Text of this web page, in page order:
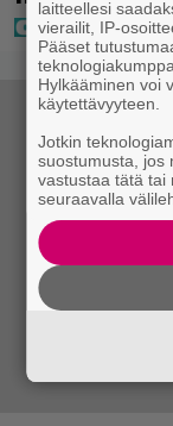
laitteellesi
vierailit, IP-
Pääset
Hylkääminen voi
käytettävyyteen.
Jotkin
suostumusta, jos
vastustaa tätä tai
seuraavalla